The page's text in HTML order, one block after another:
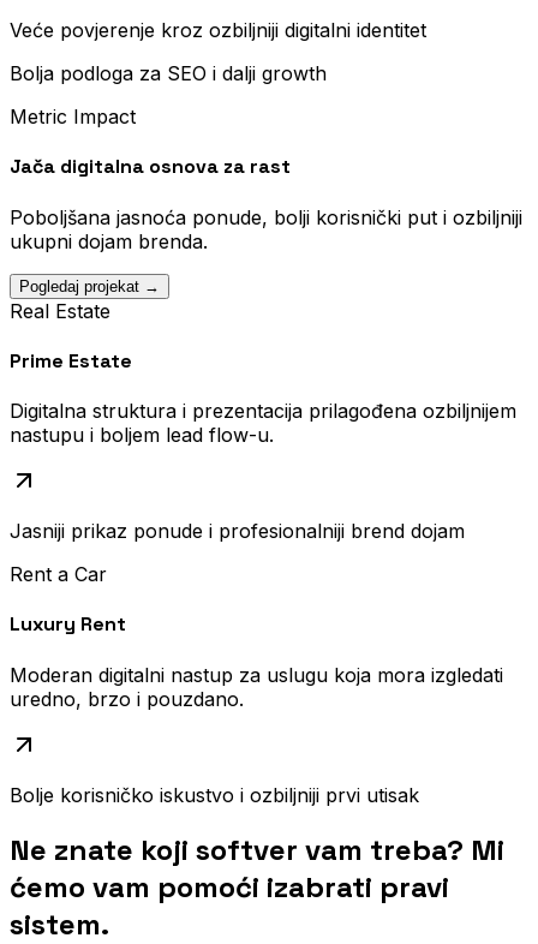
Veće povjerenje kroz ozbiljniji digitalni identitet
Bolja podloga za SEO i dalji growth
Metric Impact
Jača digitalna osnova za rast
Poboljšana jasnoća ponude, bolji korisnički put i ozbiljniji
ukupni dojam brenda.
Pogledaj projekat →
Real Estate
Prime Estate
Digitalna struktura i prezentacija prilagođena ozbiljnijem
nastupu i boljem lead flow-u.
Jasniji prikaz ponude i profesionalniji brend dojam
Rent a Car
Luxury Rent
Moderan digitalni nastup za uslugu koja mora izgledati
uredno, brzo i pouzdano.
Bolje korisničko iskustvo i ozbiljniji prvi utisak
Ne znate koji softver vam treba? Mi
ćemo vam pomoći izabrati pravi
sistem.